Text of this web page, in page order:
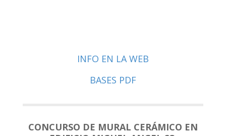
INFO EN LA WEB
BASES PDF
CONCURSO DE MURAL CERÁMICO EN